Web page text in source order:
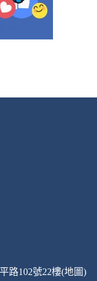
路102號22樓(地圖)